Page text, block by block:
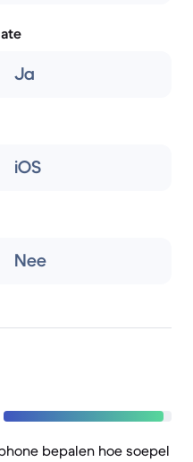
Ja
iOS
Nee
bepalen hoe soepel